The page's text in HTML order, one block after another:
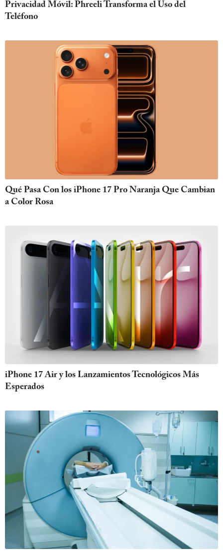
Privacidad Móvil: Phreeli Transforma el Uso del
Teléfono
Qué Pasa Con los iPhone 17 Pro Naranja Que Cambian
a Color Rosa
iPhone 17 Air y los Lanzamientos Tecnológicos Más
Esperados